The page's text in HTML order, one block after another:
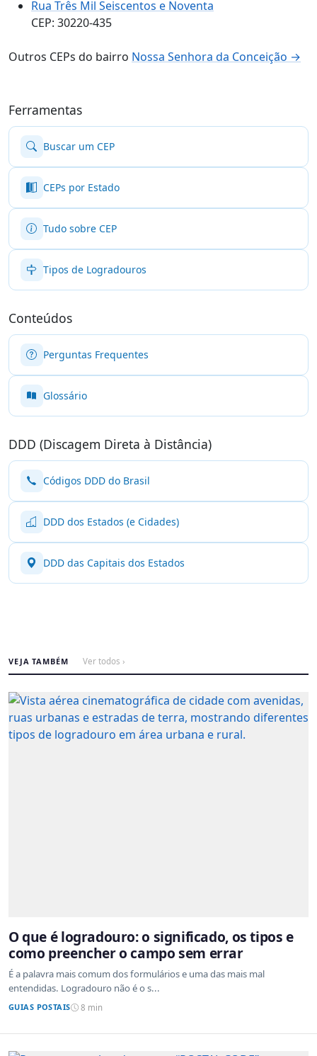
Rua Três Mil Seiscentos e Noventa
CEP: 30220-435
Outros CEPs do bairro Nossa Senhora da Conceição →
Ferramentas
Buscar um CEP
CEPs por Estado
Tudo sobre CEP
Tipos de Logradouros
Conteúdos
Perguntas Frequentes
Glossário
DDD (Discagem Direta à Distância)
Códigos DDD do Brasil
DDD dos Estados (e Cidades)
DDD das Capitais dos Estados
VEJA TAMBÉM Ver todos ›
O que é logradouro: o significado, os tipos e
como preencher o campo sem errar
É a palavra mais comum dos formulários e uma das mais mal
entendidas. Logradouro não é o s...
GUIAS POSTAIS 8 min